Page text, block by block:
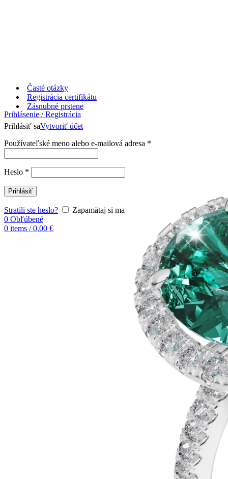
Časté otázky
Registrácia certifikátu
Prihlásenie / Registrácia
Prihlásiť saVytvoriť účet
Používateľské meno alebo e-mailová adresa *
Heslo *
Prihlásiť
Stratili ste heslo?
Zapamätaj si ma
0 Obľúbené
0 items / 0,00 €
Zásnubné prstene